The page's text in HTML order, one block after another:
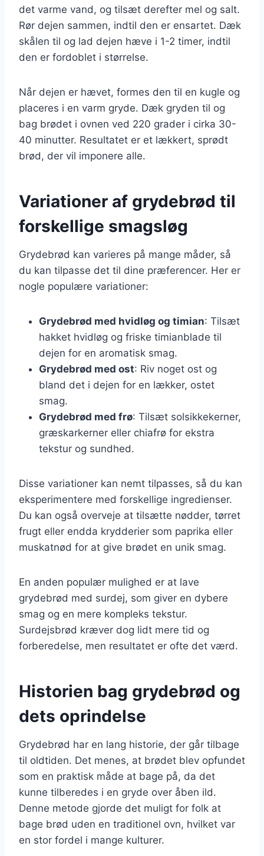
det varme vand, og tilsæt derefter mel og salt.
Rør dejen sammen, indtil den er ensartet. Dæk
skålen til og lad dejen hæve i 1-2 timer, indtil
den er fordoblet i størrelse.
Når dejen er hævet, formes den til en kugle og
placeres i en varm gryde. Dæk gryden til og
bag brødet i ovnen ved 220 grader i cirka 30-
40 minutter. Resultatet er et lækkert, sprødt
brød, der vil imponere alle.
Variationer af grydebrød til
forskellige smagsløg
Grydebrød kan varieres på mange måder, så
du kan tilpasse det til dine præferencer. Her er
nogle populære variationer:
Grydebrød med hvidløg og timian: Tilsæt
hakket hvidløg og friske timianblade til
dejen for en aromatisk smag.
Grydebrød med ost: Riv noget ost og
bland det i dejen for en lækker, ostet
smag.
Grydebrød med frø: Tilsæt solsikkekerner,
græskarkerner eller chiafrø for ekstra
tekstur og sundhed.
Disse variationer kan nemt tilpasses, så du kan
eksperimentere med forskellige ingredienser.
Du kan også overveje at tilsætte nødder, tørret
frugt eller endda krydderier som paprika eller
muskatnød for at give brødet en unik smag.
En anden populær mulighed er at lave
grydebrød med surdej, som giver en dybere
smag og en mere kompleks tekstur.
Surdejsbrød kræver dog lidt mere tid og
forberedelse, men resultatet er ofte det værd.
Historien bag grydebrød og
dets oprindelse
Grydebrød har en lang historie, der går tilbage
til oldtiden. Det menes, at brødet blev opfundet
som en praktisk måde at bage på, da det
kunne tilberedes i en gryde over åben ild.
Denne metode gjorde det muligt for folk at
bage brød uden en traditionel ovn, hvilket var
en stor fordel i mange kulturer.